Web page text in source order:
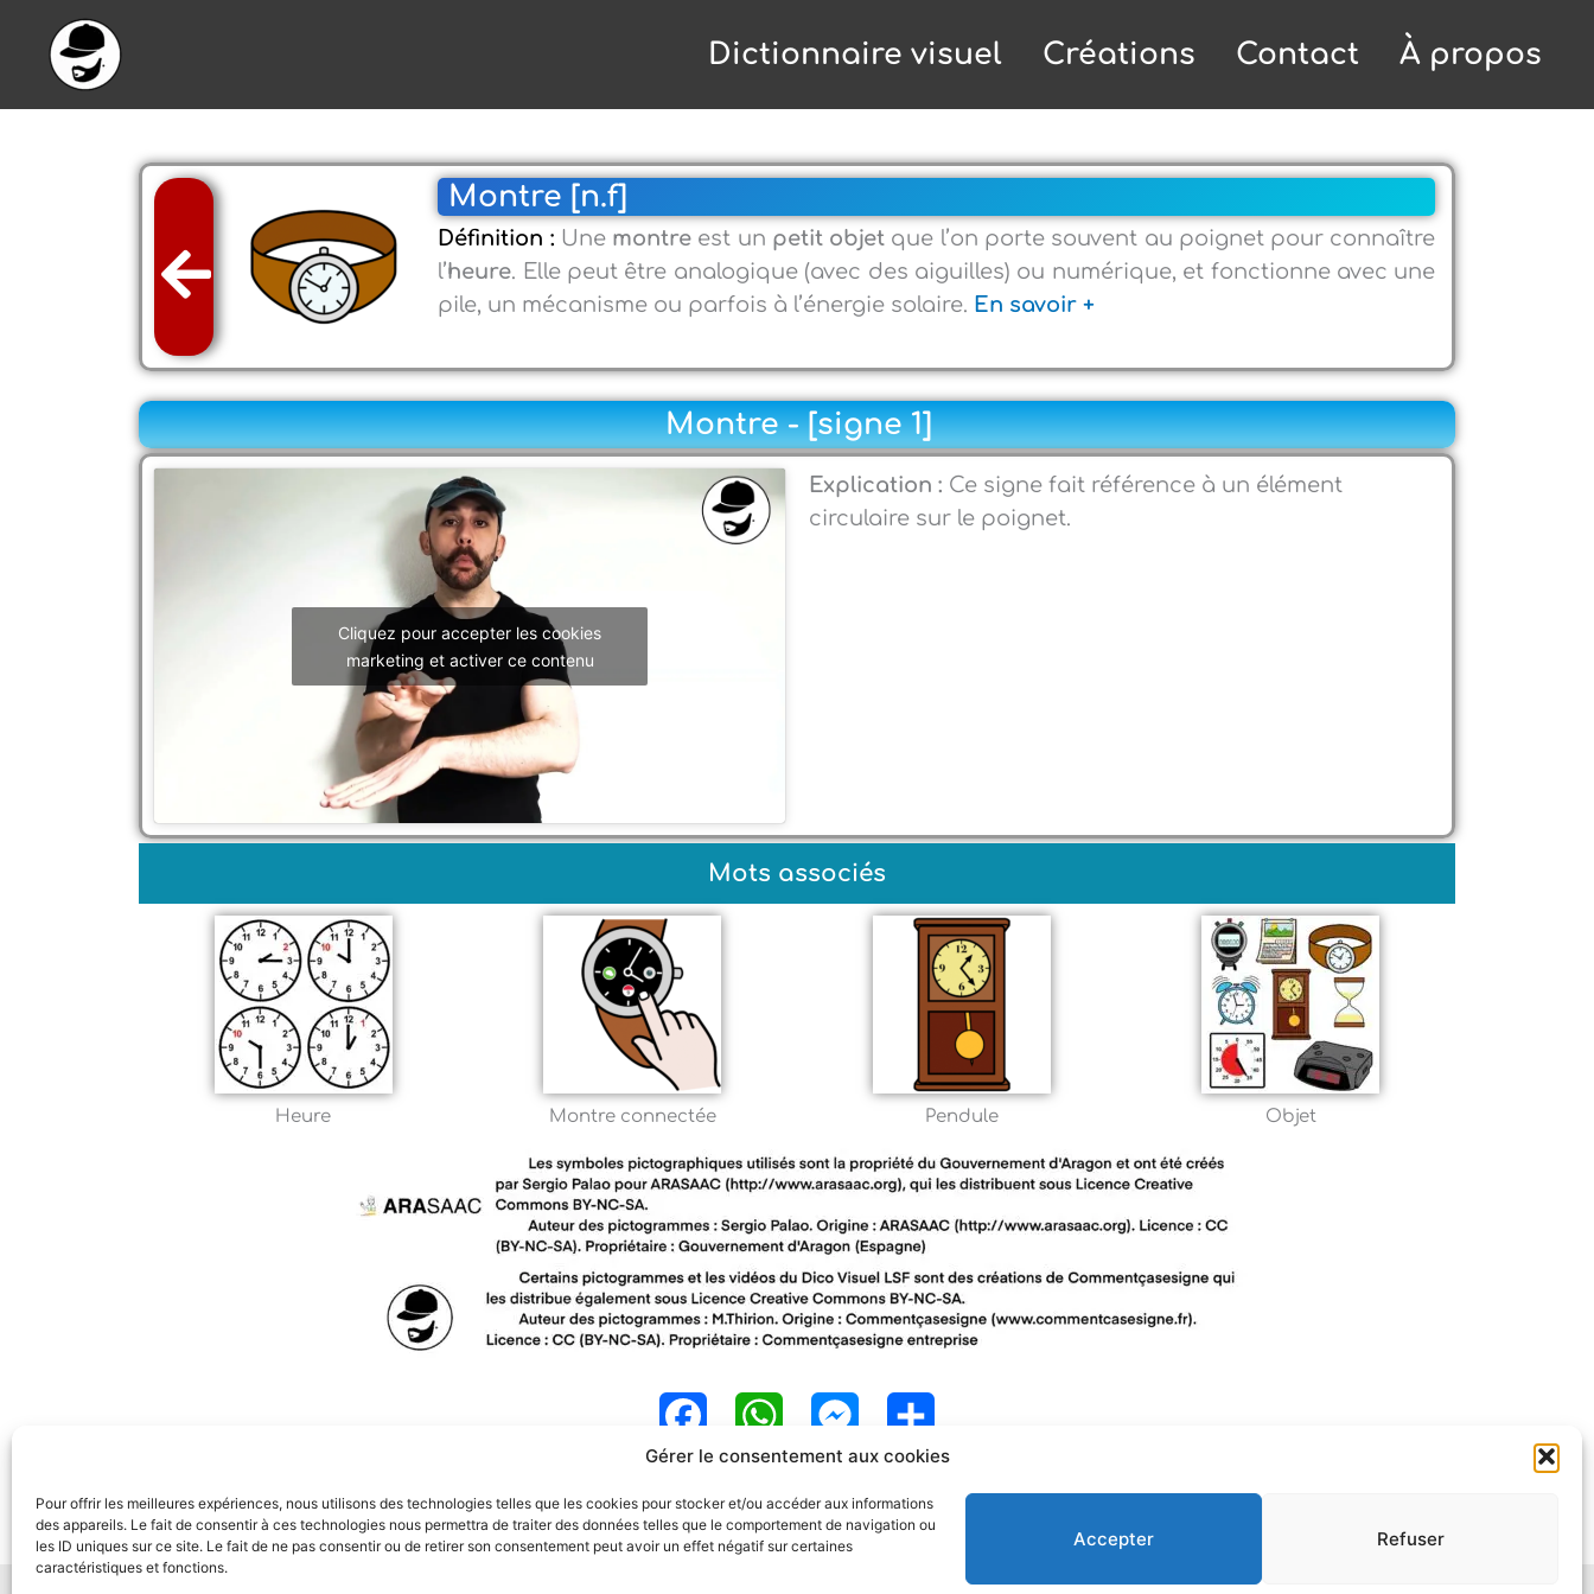
Gérer le consentement aux cookies
Pour offrir les meilleures expériences, nous utilisons des technologies telles que les cookies pour stocker et/ou accéder aux informations
des appareils. Le fait de consentir à ces technologies nous permettra de traiter des données telles que le comportement de navigation ou
les ID uniques sur ce site. Le fait de ne pas consentir ou de retirer son consentement peut avoir un effet négatif sur certaines
caractéristiques et fonctions.
Accepter Refuser
contenu
Dictionnaire visuel Créations Contact À propos
Montre [n.f]
Définition : Une montre est un petit objet que l’on porte souvent au poignet pour connaître
l’heure. Elle peut être analogique (avec des aiguilles) ou numérique, et fonctionne avec une
pile, un mécanisme ou parfois à l’énergie solaire. En savoir +
Montre - [signe 1]
Cliquez pour accepter les cookies
marketing et activer ce contenu
Explication : Ce signe fait référence à un élément
circulaire sur le poignet.
Mots associés
Heure Montre connectée Pendule Objet
F
a
c
e
W
h
a
t
M
e
s
s
P
a
r